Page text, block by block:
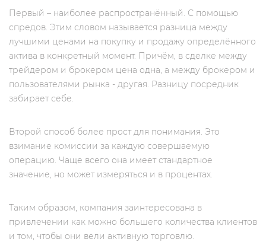
Первый – наиболее распространённый. С помощью
спредов. Этим словом называется разница между
лучшими ценами на покупку и продажу определённого
актива в конкретный момент. Причём, в сделке между
трейдером и брокером цена одна, а между брокером и
пользователями рынка - другая. Разницу посредник
забирает себе.
Второй способ более прост для понимания. Это
взимание комиссии за каждую совершаемую
операцию. Чаще всего она имеет стандартное
значение, но может измеряться и в процентах.
Таким образом, компания заинтересована в
привлечении как можно большего количества клиентов
и том, чтобы они вели активную торговлю.